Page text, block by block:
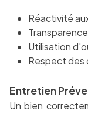
Réactivité
Utilisation
Respect des
Entretien
Un bien